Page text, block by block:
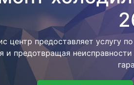
в сервисный центр. Ремонт
сервисного центра, тем
закончит с ремонтом. Перед
конечная
бесплатных услуг от
специалиста,